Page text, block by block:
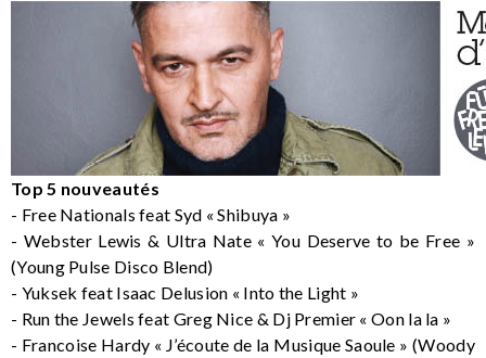
Top 5 nouveautés
- Free Nationals feat Syd « Shibuya »
- Webster Lewis & Ultra Nate « You Deserve to be Free »
(Young Pulse Disco Blend)
- Yuksek feat Isaac Delusion « Into the Light »
- Run the Jewels feat Greg Nice & Dj Premier « Oon la la »
- Francoise Hardy « J’écoute de la Musique Saoule » (Woody